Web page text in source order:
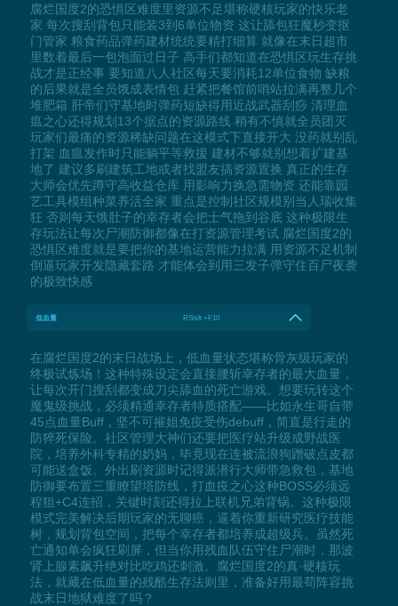
腐烂国度2的恐惧区难度里资源不足堪称硬核玩家的快乐老
家 每次搜刮背包只能装3到6单位物资 这让舔包狂魔秒变抠
门管家 粮食药品弹药建材统统要精打细算 就像在末日超市
里数着最后一包泡面过日子 高手们都知道在恐惧区玩生存挑
战才是正经事 要知道八人社区每天要消耗12单位食物 缺粮
的后果就是全员饿成表情包 赶紧把餐馆前哨站拉满再整几个
堆肥箱 肝帝们守基地时弹药短缺得用近战武器刮痧 清理血
瘟之心还得规划13个据点的资源路线 稍有不慎就全员团灭
玩家们最痛的资源稀缺问题在这模式下直接开大 没药就别乱
打架 血瘟发作时只能躺平等救援 建材不够就别想着扩建基
地了 建议多刷建筑工地或者找盟友搞资源置换 真正的生存
大师会优先蹲守高收益仓库 用影响力换急需物资 还能靠园
艺工具模组种菜养活全家 重点是控制社区规模别当人瑞收集
狂 否则每天饿肚子的幸存者会把士气拖到谷底 这种极限生
存玩法让每次尸潮防御都像在打资源管理考试 腐烂国度2的
恐惧区难度就是要把你的基地运营能力拉满 用资源不足机制
倒逼玩家开发隐藏套路 才能体会到用三发子弹守住百尸夜袭
的极致快感
低血量 RShift +F10
在腐烂国度2的末日战场上，低血量状态堪称骨灰级玩家的
终极试炼场！这种特殊设定会直接腰斩幸存者的最大血量，
让每次开门搜刮都变成刀尖舔血的死亡游戏。想要玩转这个
魔鬼级挑战，必须精通幸存者特质搭配——比如永生哥自带
45点血量Buff，坚不可摧姐免疫受伤debuff，简直是行走的
防猝死保险。社区管理大神们还要把医疗站升级成野战医
院，培养外科专精的奶妈，毕竟现在连被流浪狗蹭破点皮都
可能送盒饭。外出刷资源时记得派潜行大师带急救包，基地
防御要布置三重瞭望塔防线，打血疫之心这种BOSS必须远
程狙+C4连招，关键时刻还得拉上联机兄弟背锅。这种极限
模式完美解决后期玩家的无聊癌，逼着你重新研究医疗技能
树，规划背包空间，把每个幸存者都培养成超级兵。虽然死
亡通知单会疯狂刷屏，但当你用残血队伍守住尸潮时，那波
肾上腺素飙升绝对比吃鸡还刺激。腐烂国度2的真·硬核玩
法，就藏在低血量的残酷生存法则里，准备好用最苟阵容挑
战末日地狱难度了吗？